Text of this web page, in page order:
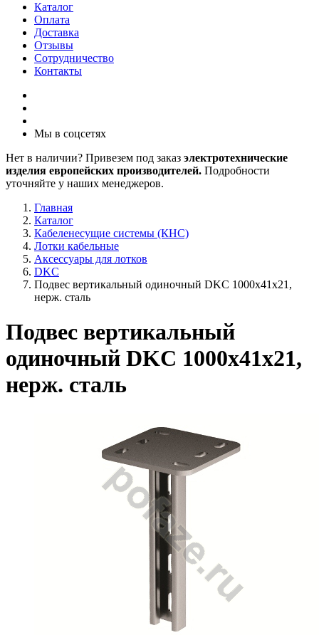
Каталог
Оплата
Доставка
Отзывы
Сотрудничество
Контакты
Мы в соцсетях
Нет в наличии? Привезем под заказ электротехнические
изделия европейских производителей. Подробности
уточняйте у наших менеджеров.
Главная
Каталог
Кабеленесущие системы (КНС)
Лотки кабельные
Аксессуары для лотков
DKC
Подвес вертикальный одиночный DKC 1000х41х21,
нерж. сталь
Подвес вертикальный
одиночный DKC 1000х41х21,
нерж. сталь